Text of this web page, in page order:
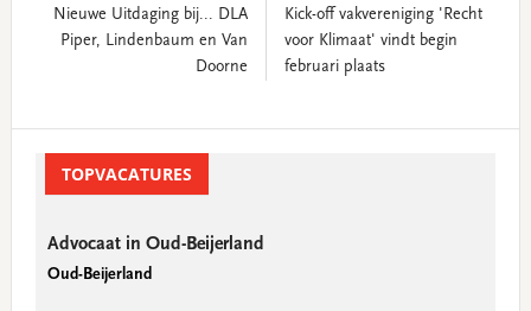
Nieuwe Uitdaging bij... DLA
Piper, Lindenbaum en Van
Doorne
Kick-off vakvereniging 'Recht
voor Klimaat' vindt begin
februari plaats
SidebarTOPVACATURES
Advocaat in Oud-Beijerland
Oud-Beijerland